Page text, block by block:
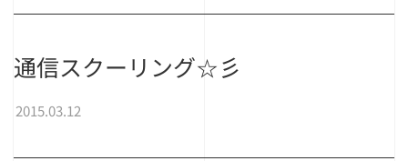
通信スクーリング☆彡
2015.03.12